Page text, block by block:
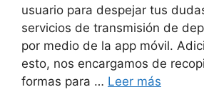
usuario para despejar tus
servicios de transmisión de
por medio de la app móvil.
esto, nos encargamos de
formas para … Leer más